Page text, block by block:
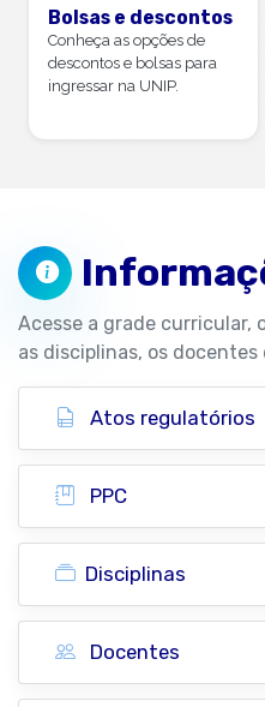
Bolsas e descontos
Conheça as opções de
descontos e bolsas para
ingressar na UNIP.
Acesse a grade curricular,
as disciplinas, os
Atos regulatórios
PPC
Disciplinas
Docentes